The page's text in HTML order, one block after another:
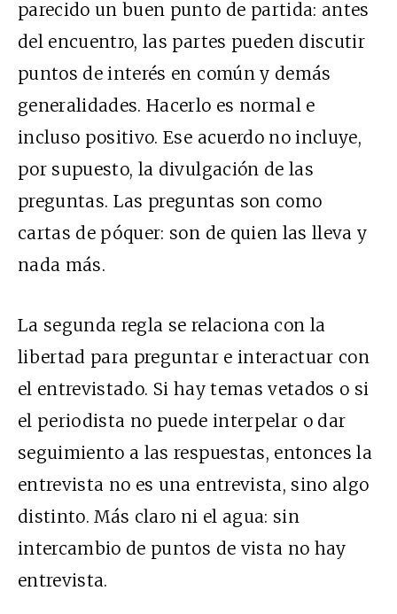
parecido un buen punto de partida: antes
del encuentro, las partes pueden discutir
puntos de interés en común y demás
generalidades. Hacerlo es normal e
incluso positivo. Ese acuerdo no incluye,
por supuesto, la divulgación de las
preguntas. Las preguntas son como
cartas de póquer: son de quien las lleva y
nada más.
La segunda regla se relaciona con la
libertad para preguntar e interactuar con
el entrevistado. Si hay temas vetados o si
el periodista no puede interpelar o dar
seguimiento a las respuestas, entonces la
entrevista no es una entrevista, sino algo
distinto. Más claro ni el agua: sin
intercambio de puntos de vista no hay
entrevista.